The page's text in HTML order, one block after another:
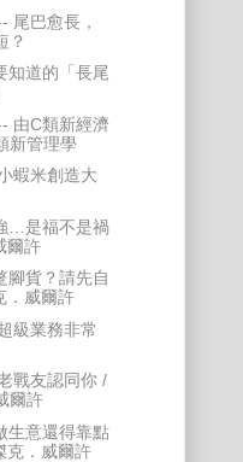
尾巴愈長，
？
知道的「長尾
由C類新經濟
新管理學
蝦米創造大
…是福不是禍
爾許
腳貨？請先自
．威爾許
級業務非常
戰友認同你 /
爾許
生意還得靠點
克．威爾許